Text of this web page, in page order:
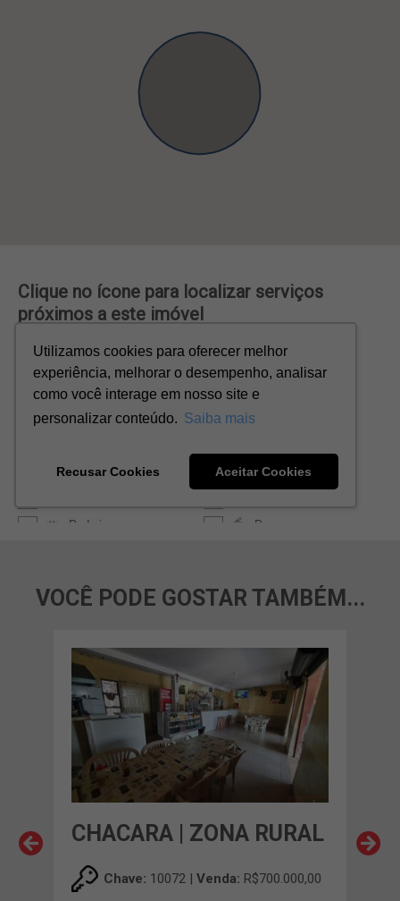
VOCÊ PODE GOSTAR TAMBÉM...
CHACARA | ZONA RURAL
Chave: 10072 | Venda: R$700.000,00